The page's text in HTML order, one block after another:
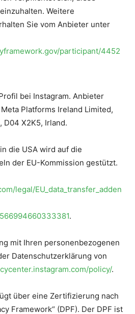
Weitere
Sie vom Anbieter unter
participant/4452
bei Instagram. Anbieter
Platforms Ireland Limited,
D04 X2K5, Irland.
die USA wird auf die
der EU-Kommission gestützt.
legal/EU_data_transfer_adden
.
mit Ihren personenbezogenen
Datenschutzerklärung von
policy/.
über eine Zertifizierung nach
Framework“ (DPF). Der DPF ist